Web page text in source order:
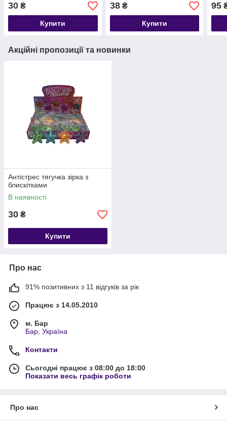
30 ₴
Купити
38₴
Купити
95
Акційні пропозиції та новинки
Антістрес тягучка зірка з
блискітками
В наявності
30 ₴
Купити
Про нас
91% позитивних з 11 відгуків за рік
Працює з 14.05.2010
м. Бар
Бар, Україна
Контакти
Сьогодні працює з 08:00 до 18:00
Показати весь графік роботи
Про нас